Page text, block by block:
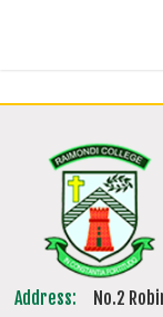
Address:
No.2